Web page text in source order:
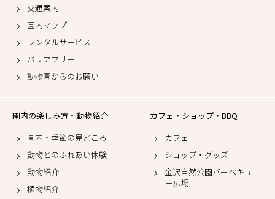
交通案内
園内マップ
レンタルサービス
バリアフリー
動物園からのお願い
園内の楽しみ方・動物紹介
園内・季節の見どころ
動物とのふれあい体験
動物紹介
植物紹介
カフェ・ショップ・BBQ
カフェ
ショップ・グッズ
金沢自然公園バーベキュ
ー広場